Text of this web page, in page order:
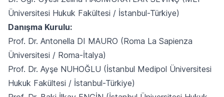
Üniversitesi Hukuk Fakültesi / İstanbul-Türkiye)
Danışma Kurulu:
Prof. Dr. Antonella DI MAURO (Roma La Sapienza
Üniversitesi / Roma-İtalya)
Prof. Dr. Ayşe NUHOĞLU (İstanbul Medipol Üniversitesi
Hukuk Fakültesi / İstanbul-Türkiye)